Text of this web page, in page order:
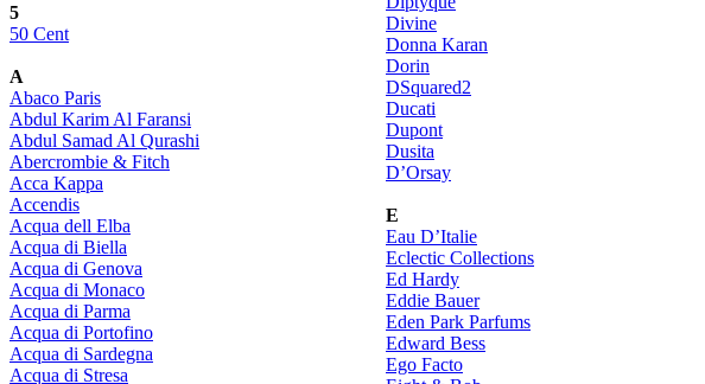
5
50 Cent
A
Abaco Paris
Abdul Karim Al Faransi
Abdul Samad Al Qurashi
Abercrombie & Fitch
Acca Kappa
Accendis
Acqua dell Elba
Acqua di Biella
Acqua di Genova
Acqua di Monaco
Acqua di Parma
Acqua di Portofino
Acqua di Sardegna
Acqua di Stresa
Divine
Donna Karan
Dorin
DSquared2
Ducati
Dupont
Dusita
D’Orsay
E
Eau D’Italie
Eclectic Collections
Ed Hardy
Eddie Bauer
Eden Park Parfums
Edward Bess
Ego Facto